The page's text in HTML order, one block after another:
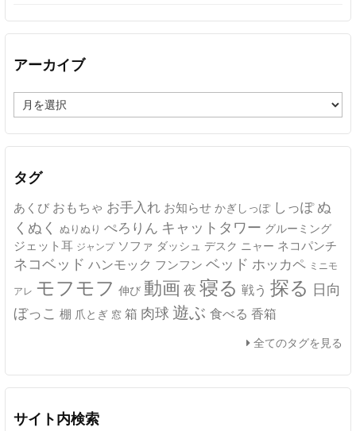
アーカイブ
ー
カ
イ
タグ
あくび おもちゃ お手入れ お知らせ かぎしっぽ しっぽ ぬ
くぬく ぬりぬり ぺろりん キャットタワー グルーミング
ジェット耳 ジャンプ ソファ ダッシュ デスク ニャー ネコパンチ
ネコベッド ハンモック フンフン ベッド ホッカペ ミニモ
アレ モフモフ 伸び 動画 夜 寝る 戦う 探る 日向
ぼっこ 棚 爪とぎ 窓 箱 肉球 遊ぶ 食べる 香箱
全てのタグを見る
サイト内検索